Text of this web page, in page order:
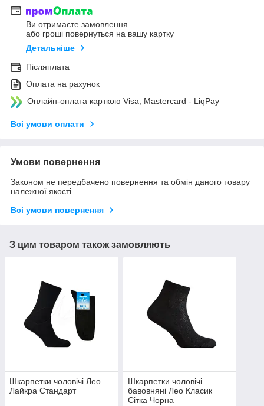
Ви отримаєте замовлення
або гроші повернуться на вашу картку
Детальніше
Післяплата
Оплата на рахунок
Онлайн-оплата карткою Visa, Mastercard - LiqPay
Всі умови оплати
Умови повернення
Законом не передбачено повернення та обмін даного товару
належної якості
Всі умови повернення
З цим товаром також замовляють
Шкарпетки чоловічі Лео
Лайкра Стандарт
Шкарпетки чоловічі
бавовняні Лео Класик
Сітка Чорна